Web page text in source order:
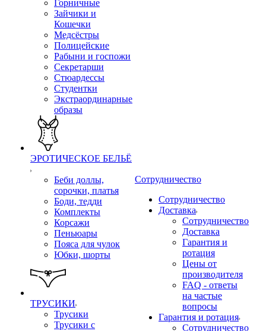
Горничные
Зайчики и
Кошечки
Медсёстры
Полицейские
Рабыни и госпожи
Секретарши
Стюардессы
Студентки
Экстраординарные
образы
ЭРОТИЧЕСКОЕ БЕЛЬЁ
Беби доллы,
сорочки, платья
Боди, тедди
Комплекты
Корсажи
Пеньюары
Пояса для чулок
Юбки, шорты
ТРУСИКИ
Трусики
Трусики с
Сотрудничество
Сотрудничество
Доставка
Сотрудничество
Доставка
Гарантия и
ротация
Цены от
производителя
FAQ - ответы
на частые
вопросы
Гарантия и ротация
Сотрудничество